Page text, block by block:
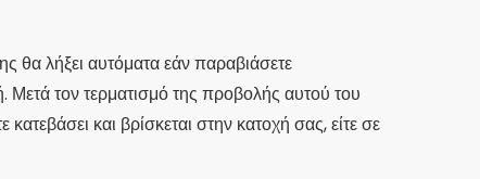
θα λήξει αυτόματα εάν παραβιάσετε
τον τερματισμό της προβολής αυτού του
και βρίσκεται στην κατοχή σας, είτε σε